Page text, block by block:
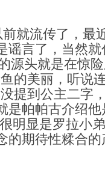
就流传了，最
谣言了，当然
源头就是在惊
的美丽，听说
提到公主二字
是帕帕古介绍他
明显是罗拉小
的期待性糅合的